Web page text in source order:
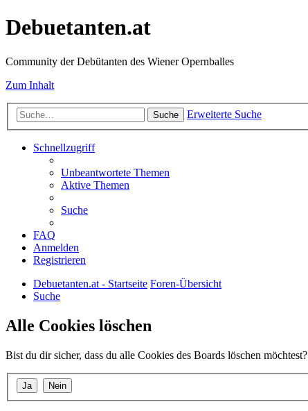
Debuetanten.at
Community der Debütanten des Wiener Opernballes
Zum Inhalt
Suche Erweiterte Suche
Schnellzugriff
Unbeantwortete Themen
Aktive Themen
Suche
FAQ
Anmelden
Registrieren
Debuetanten.at - Startseite Foren-Übersicht
Suche
Alle Cookies löschen
Bist du dir sicher, dass du alle Cookies des Boards löschen möchtest?